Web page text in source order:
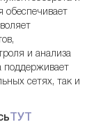
обеспечивает
и анализа
поддерживает
сетях, так и
ТУТ